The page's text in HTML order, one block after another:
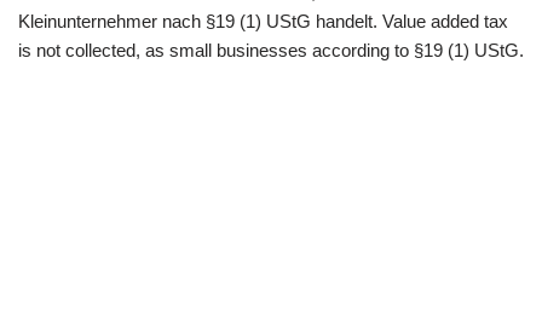
Kleinunternehmer nach §19 (1) UStG handelt. Value added tax
is not collected, as small businesses according to §19 (1) UStG.